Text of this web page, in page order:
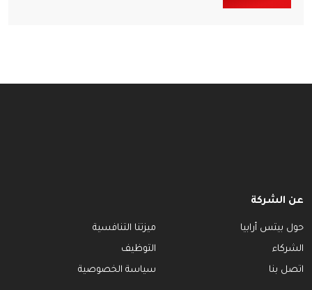
عن الشركة
حول بيتس أرابيا
ميزتنا التنافسية
الشركاء
التوظيف
اتصل بنا
سياسة الخصوصية